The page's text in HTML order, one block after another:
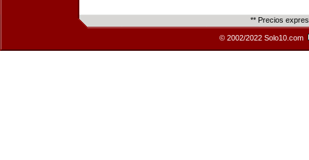
** Precios
© 2002/2022 Solo10.com